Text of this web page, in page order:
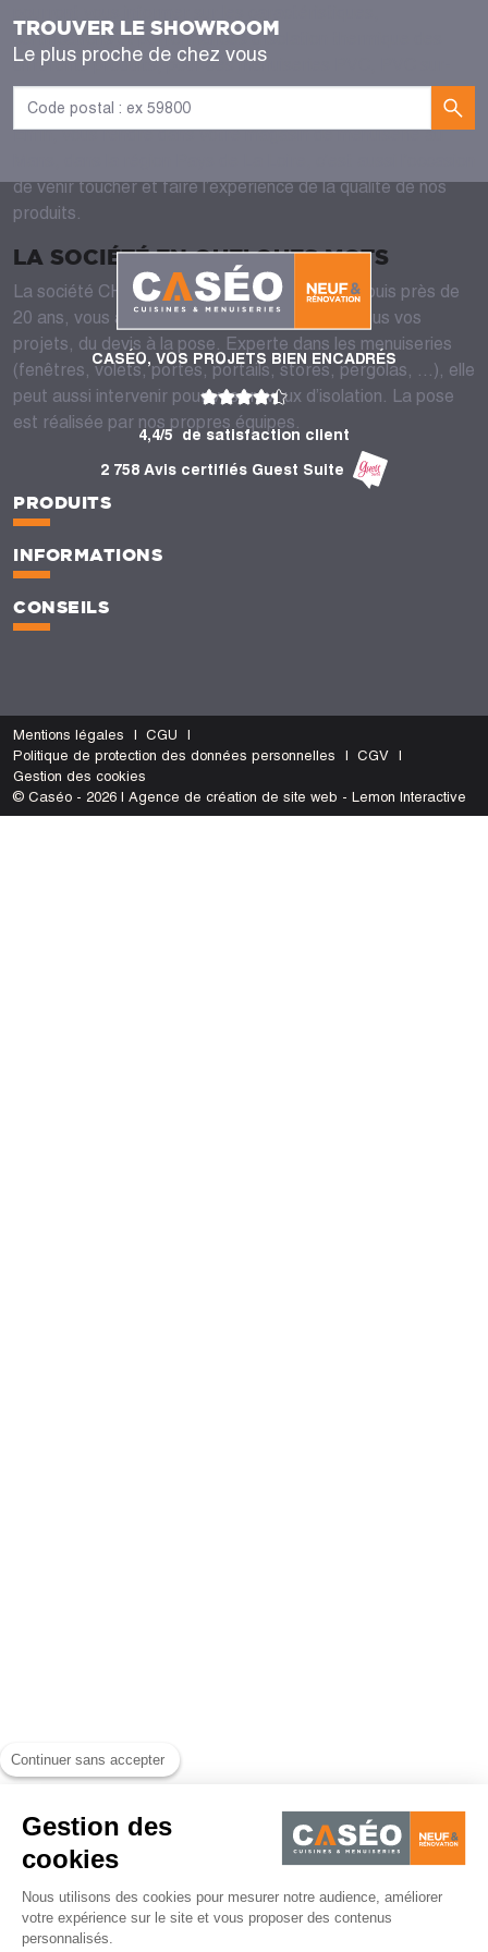
Continuer sans accepter
Gestion des
cookies
Nous utilisons des cookies pour mesurer notre audience, améliorer
votre expérience sur le site et vous proposer des contenus
personnalisés.
certifications et performances d’isolation thermique des
différents produits, pour des menuiseries PVC, PVC sur-
mesure…
Enfin, vous rendre dans votre magasin de menuiserie au
de venir toucher et faire l’expérience de la qualité de nos
produits.
LA SOCIÉTÉ EN QUELQUES MOTS
La société CHD, présente sur votre région depuis près de
20 ans, vous accueille et vous conseille dans tous vos
projets, du devis à la pose. Experte dans les menuiseries
(fenêtres, volets, portes, portails, stores, pergolas, …), elle
peut aussi intervenir pour vos travaux d’isolation. La pose
est réalisée par nos propres équipes.
TROUVER LE SHOWROOM
Le plus proche de chez vous
CASÉO, VOS PROJETS BIEN ENCADRÉS
4,4/5
de satisfaction client
2 758 Avis certifiés Guest Suite
PRODUITS
INFORMATIONS
CONSEILS
Mentions légales
CGU
Politique de protection des données personnelles
CGV
Gestion des cookies
© Caséo - 2026 | Agence de création de site web - Lemon Interactive